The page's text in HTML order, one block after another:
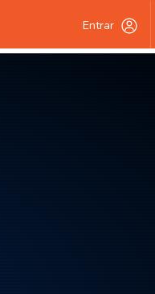
Entrar